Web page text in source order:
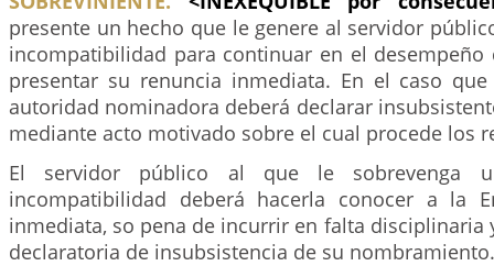
presente un hecho que le genere al servidor
incompatibilidad para continuar en el desempeño
presentar su renuncia inmediata. En el caso
autoridad nominadora deberá declarar
mediante acto motivado sobre el cual procede los
El servidor público al que le sobrevenga
incompatibilidad deberá hacerla conocer a la
inmediata, so pena de incurrir en falta disciplinaria
declaratoria de insubsistencia de su nombramiento.